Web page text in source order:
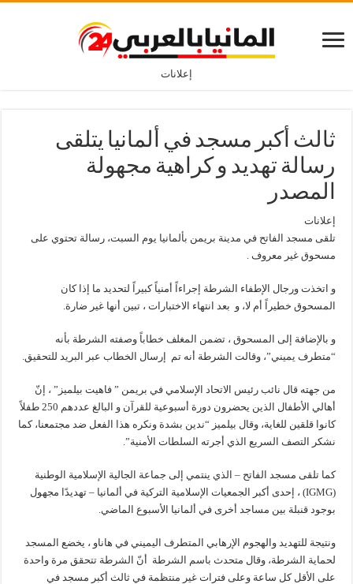
إعلانات
ثالث أكبر مسجد في ألمانيا يتلقى
رسالة تهديد و كراهية مجهولة
المصدر
إعلانات
تلقى مسجد الفاتح في مدينة بريمن بألمانيا يوم السبت، رسالة تحتوي على
مسحوق غير معروف .
و اتخذت ورجال الإطفاء الشرطة إجراءاً أمنياً كبيراً لتحديد ما إذا كان
المسحوق خطيراً أم لا، و بعد انتهاء الاختبارات ، تبين أنها غير ضارة.
و بالإضافة إلى المسحوق ، تضمن المغلف خطاباً وصفته الشرطة بأنه
“متطرف يميني”، وقالت الشرطة أنه تم إرسال الخطاب عبر البريد للتحقيق.
من جهته قال نائب رئيس الاتحاد الإسلامي في بريمن ” فاهيت بيلميز” ، إنّ
أهالي الأطفال الذين يحضرون دورة أسبوعية للقرآن و البالغ عددهم 250 طفلاً
كانوا قلقين للغاية، وقال بيلميز “ندين بشدة ونكره هذا الفعل ضد مجتمعنا، كما
نشكر التصف السريع الذي أجرته السلطات الأمنية”.
كما تلقى مسجد الفاتح – الذي ينتمي إلى جماعة الجالية الإسلامية الوطنية
(IGMG) ، إحدى أكبر الجمعيات الإسلامية التركية في ألمانيا – تهديدًا مجهول
بوجود قنبلة بين مساجد أخرى في ألمانيا الأسبوع الماضي.
ونتيجة للتهديد والهجوم الإرهابي المتطرف اليميني في هاناو ، يخضع المسجد
لحماية الشرطة، وقال متحدث باسم الشرطة أنّ الشرطة تتحقق مرة واحدة
على الأقل كل ساعة وعلى فترات غير منتظمة في ثالث أكبر مسجد في